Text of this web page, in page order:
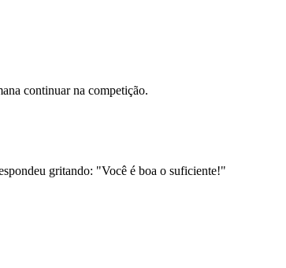
continuar na competição.
gritando: "Você é boa o suficiente!"